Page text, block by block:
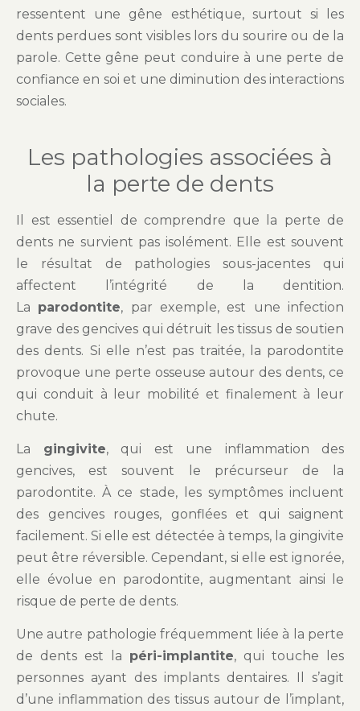
ressentent une gêne esthétique, surtout si les
dents perdues sont visibles lors du sourire ou de la
parole. Cette gêne peut conduire à une perte de
confiance en soi et une diminution des interactions
sociales.
Les pathologies associées à
la perte de dents
Il est essentiel de comprendre que la perte de
dents ne survient pas isolément. Elle est souvent
le résultat de pathologies sous-jacentes qui
affectent l’intégrité de la dentition.
La parodontite, par exemple, est une infection
grave des gencives qui détruit les tissus de soutien
des dents. Si elle n’est pas traitée, la parodontite
provoque une perte osseuse autour des dents, ce
qui conduit à leur mobilité et finalement à leur
chute.
La gingivite, qui est une inflammation des
gencives, est souvent le précurseur de la
parodontite. À ce stade, les symptômes incluent
des gencives rouges, gonflées et qui saignent
facilement. Si elle est détectée à temps, la gingivite
peut être réversible. Cependant, si elle est ignorée,
elle évolue en parodontite, augmentant ainsi le
risque de perte de dents.
Une autre pathologie fréquemment liée à la perte
de dents est la péri-implantite, qui touche les
personnes ayant des implants dentaires. Il s’agit
d’une inflammation des tissus autour de l’implant,